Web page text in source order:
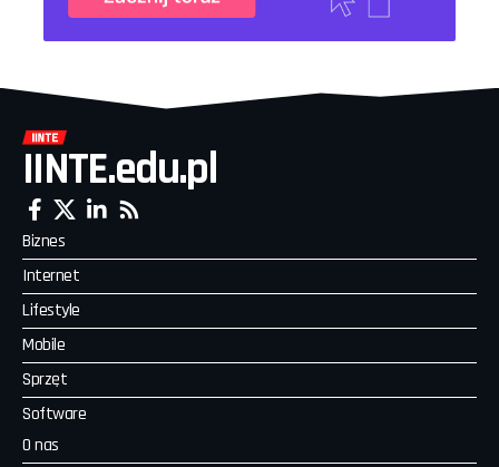
IINTE.edu.pl
Biznes
Internet
Lifestyle
Mobile
Sprzęt
Software
O nas